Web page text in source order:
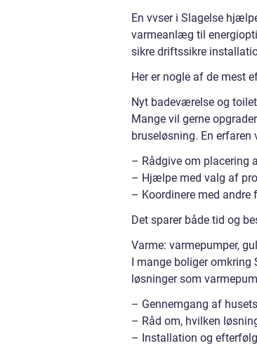
En vvser i Slagelse
varmeanlæg til
sikre driftssikre
Her er nogle af de mest
Nyt badeværelse og toilet
Mange vil gerne
bruseløsning. En erfaren
– Rådgive om placering
– Hjælpe med valg af
– Koordinere med andre
Det sparer både tid og
Varme: varmepumper,
I mange boliger omkring
løsninger som
– Gennemgang af
– Råd om, hvilken
– Installation og